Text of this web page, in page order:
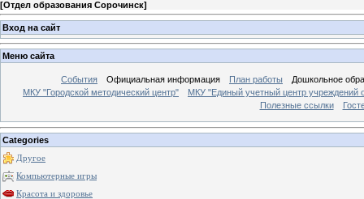
[Отдел образования Сорочинск]
Вход на сайт
Меню сайта
События Официальная информация План работы
Дошкольное
МКУ "Городской методический центр"
МКУ "Единый учетный центр учреждений
Полезные ссылки
Categories
Другое
Компьютерные игры
Красота и здоровье